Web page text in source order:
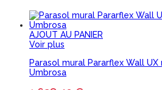
AJOUT AU PANIER
Voir plus
Parasol mural Pararflex Wall UX
Umbrosa